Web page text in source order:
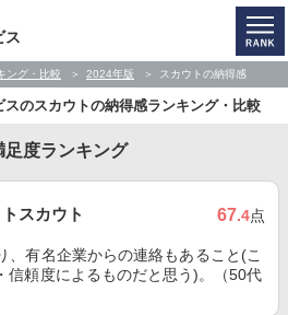
ス
ング・比較 2024年版 スカウトの納得感
スのスカウトの納得感ランキング・比較
足度ランキング
スカウト 67.4点
、有名企業からの連絡もあること(こ
信頼度によるものだと思う)。（50代